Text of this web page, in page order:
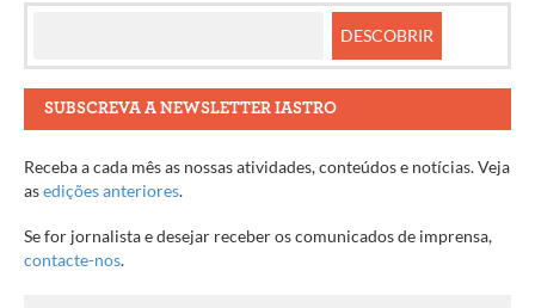
SUBSCREVA A NEWSLETTER IASTRO
Receba a cada mês as nossas atividades, conteúdos e notícias. Veja
asedições anteriores.
Se for jornalista e desejar receber os comunicados de imprensa,
contacte-nos.